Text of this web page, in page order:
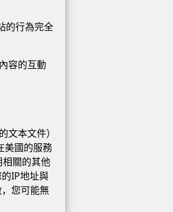
的行為完全
容的互動
本文件）
美國的服務
關的其他
IP地址與
您可能無